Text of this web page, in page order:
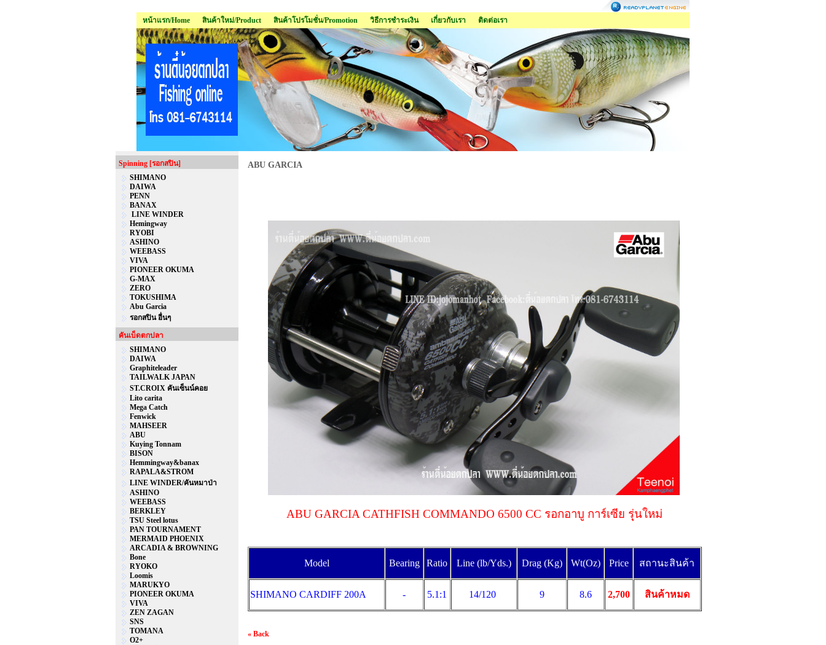
หน้าแรก/Home สินค้าใหม่/Product สินค้าโปรโมชั่น/Promotion วิธีการชำระเงิน เกี่ยวกับเรา ติดต่อเรา
Spinning [รอกสปิน]
SHIMANO
DAIWA
PENN
BANAX
LINE WINDER
Hemingway
RYOBI
ASHINO
WEEBASS
VIVA
PIONEER OKUMA
G-MAX
ZERO
TOKUSHIMA
Abu Garcia
รอกสปิน อื่นๆ
คันเบ็ดตกปลา
SHIMANO
DAIWA
Graphiteleader
TAILWALK JAPAN
ST.CROIX คันเซ็นน์คอย
Lito carita
Mega Catch
Fenwick
MAHSEER
ABU
Kuying Tonnam
BISON
Hemmingway&banax
RAPALA&STROM
LINE WINDER/คันหมาป่า
ASHINO
WEEBASS
BERKLEY
TSU Steel lotus
PAN TOURNAMENT
MERMAID PHOENIX
ARCADIA & BROWNING
Bone
RYOKO
Loomis
MARUKYO
PIONEER OKUMA
VIVA
ZEN ZAGAN
SNS
TOMANA
O2+
ABU GARCIA
ABU GARCIA CATHFISH COMMANDO 6500 CC รอกอาบู การ์เซีย รุุ่นใหม่
Model Bearing Ratio Line (lb/Yds.) Drag (Kg) Wt(Oz) Price สถานะสินค้า
SHIMANO CARDIFF 200A - 5.1:1 14/120 9 8.6 2,700 สินค้าหมด
« Back